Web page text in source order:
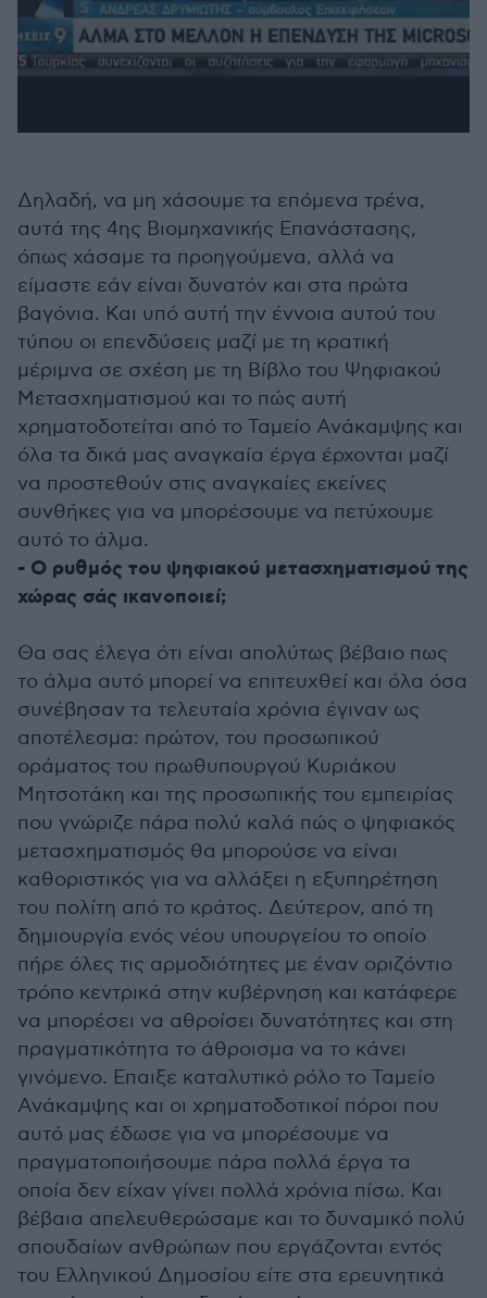
Δηλαδή, να μη χάσουμε τα επόμενα τρένα,
αυτά της 4ης Βιομηχανικής Επανάστασης,
όπως χάσαμε τα προηγούμενα, αλλά να
είμαστε εάν είναι δυνατόν και στα πρώτα
βαγόνια. Και υπό αυτή την έννοια αυτού του
τύπου οι επενδύσεις μαζί με τη κρατική
μέριμνα σε σχέση με τη Βίβλο του Ψηφιακού
Μετασχηματισμού και το πώς αυτή
χρηματοδοτείται από το Ταμείο Ανάκαμψης και
όλα τα δικά μας αναγκαία έργα έρχονται μαζί
να προστεθούν στις αναγκαίες εκείνες
συνθήκες για να μπορέσουμε να πετύχουμε
αυτό το άλμα.
- Ο ρυθμός του ψηφιακού μετασχηματισμού της
χώρας σάς ικανοποιεί;
Θα σας έλεγα ότι είναι απολύτως βέβαιο πως
το άλμα αυτό μπορεί να επιτευχθεί και όλα όσα
συνέβησαν τα τελευταία χρόνια έγιναν ως
αποτέλεσμα: πρώτον, του προσωπικού
οράματος του πρωθυπουργού Κυριάκου
Μητσοτάκη και της προσωπικής του εμπειρίας
που γνώριζε πάρα πολύ καλά πώς ο ψηφιακός
μετασχηματισμός θα μπορούσε να είναι
καθοριστικός για να αλλάξει η εξυπηρέτηση
του πολίτη από το κράτος. Δεύτερον, από τη
δημιουργία ενός νέου υπουργείου το οποίο
πήρε όλες τις αρμοδιότητες με έναν οριζόντιο
τρόπο κεντρικά στην κυβέρνηση και κατάφερε
να μπορέσει να αθροίσει δυνατότητες και στη
πραγματικότητα το άθροισμα να το κάνει
γινόμενο. Επαιξε καταλυτικό ρόλο το Ταμείο
Ανάκαμψης και οι χρηματοδοτικοί πόροι που
αυτό μας έδωσε για να μπορέσουμε να
πραγματοποιήσουμε πάρα πολλά έργα τα
οποία δεν είχαν γίνει πολλά χρόνια πίσω. Και
βέβαια απελευθερώσαμε και το δυναμικό πολύ
σπουδαίων ανθρώπων που εργάζονται εντός
του Ελληνικού Δημοσίου είτε στα ερευνητικά